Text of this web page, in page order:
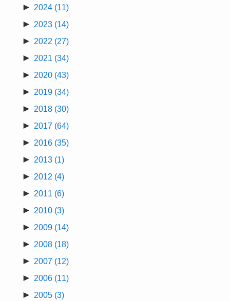
► 2024 (11)
► 2023 (14)
► 2022 (27)
► 2021 (34)
► 2020 (43)
► 2019 (34)
► 2018 (30)
► 2017 (64)
► 2016 (35)
► 2013 (1)
► 2012 (4)
► 2011 (6)
► 2010 (3)
► 2009 (14)
► 2008 (18)
► 2007 (12)
► 2006 (11)
► 2005 (3)